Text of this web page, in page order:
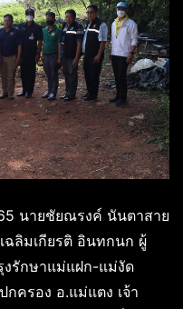
นายชัยณรงค์ นันตาสาย
ฉลิมเกียรติ อินทกนก ผู้
งรักษาแม่แฝก-แม่งัด
ครอง อ.แม่แตง เจ้า